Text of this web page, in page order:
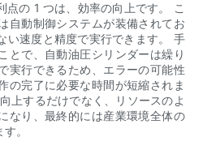
点の 1 つは、効率の向上です。 こ
自動制御システムが装備されてお
い速度と精度で実行できます。 手
とで、自動油圧シリンダーは繰り
実行できるため、エラーの可能性
の完了に必要な時間が短縮されま
上するだけでなく、リソースのよ
なり、最終的には産業環境全体の
。